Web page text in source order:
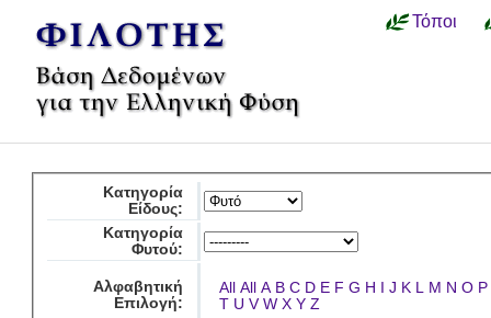
Τόποι
Κατηγορία
Είδους:
Κατηγορία
Φυτού:
Αλφαβητική
Επιλογή:
All All A B C D E F G H I J K L M N O P
T U V W X Y Z